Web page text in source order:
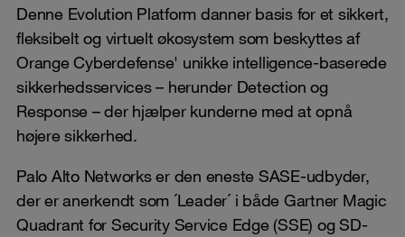
Denne Evolution Platform danner basis for et sikkert,
fleksibelt og virtuelt økosystem som beskyttes af
Orange Cyberdefense' unikke intelligence-baserede
sikkerhedsservices – herunder Detection og
Response – der hjælper kunderne med at opnå
højere sikkerhed.
Palo Alto Networks er den eneste SASE-udbyder,
der er anerkendt som ´Leader´ i både Gartner Magic
Quadrant for Security Service Edge (SSE) og SD-